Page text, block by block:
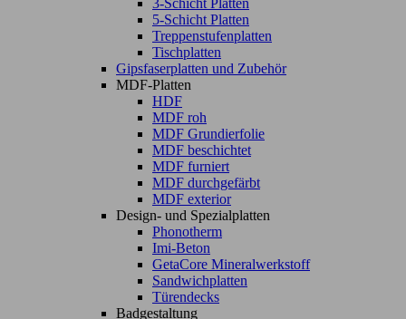
3-Schicht Platten
5-Schicht Platten
Treppenstufenplatten
Tischplatten
Gipsfaserplatten und Zubehör
MDF-Platten
HDF
MDF roh
MDF Grundierfolie
MDF beschichtet
MDF furniert
MDF durchgefärbt
MDF exterior
Design- und Spezialplatten
Phonotherm
Imi-Beton
GetaCore Mineralwerkstoff
Sandwichplatten
Türendecks
Badgestaltung